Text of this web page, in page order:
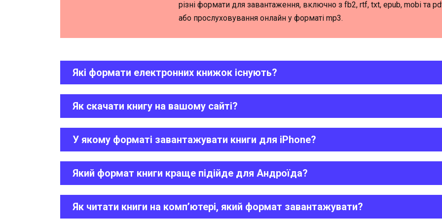
різні формати для завантаження, включно з fb2, rtf, txt, epub, mobi та
або прослуховування онлайн у форматі mp3.
Які формати електронних книжок існують?
Як скачати книгу на вашому сайті?
У якому форматі завантажувати книги для iPhone?
Який формат книги краще підійде для Андроїда?
Як читати книги на комп’ютері, який формат завантажувати?